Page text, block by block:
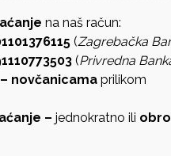
na naš račun:
(Zagrebačka
(Privredna
novčanicamaprilikom
–jednokratno ili